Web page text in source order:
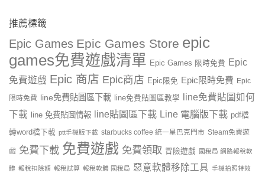
推薦標籤
Epic Games Epic Games Store epic
games免費遊戲清單 Epic Games 限時免費 Epic
免費遊戲 Epic 商店 Epic商店 Epic限免 Epic限時免費 Epic
限時免費 line免費貼圖區下載 line免費貼圖區教學
line免費貼圖如何
下載
line 免費貼圖情報 line貼圖區下載 Line 電腦版下載 pdf檔
轉word檔下載 ptt手機版下載 starbucks coffee 統一星巴克門市 Steam免費遊
戲 免費下載 免費遊戲 免費領取 冒險遊戲 國稅局 網路報稅軟
體 報稅扣除額 報稅試算 報稅軟體 國稅局 惡意軟體移除工具 手機拍照特效